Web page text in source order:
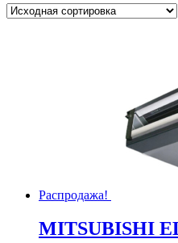
Распродажа!
MITSUBISHI